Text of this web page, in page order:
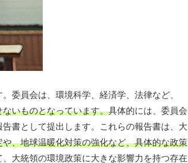
委員会は、環境科学、経済学、法律など、
いものとなっています。具体的には、委員会
書として提出します。これらの報告書は、大
、地球温暖化対策の強化など、具体的な政策
大統領の環境政策に大きな影響力を持つ存在